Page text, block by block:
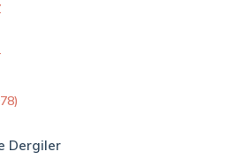
Dergiler